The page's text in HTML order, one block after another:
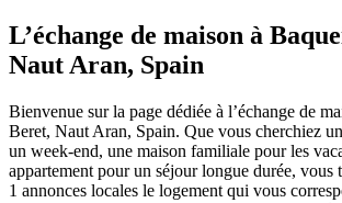
L’échange de maison à
Naut Aran, Spain
Bienvenue sur la page dédiée à l’échange de
Beret, Naut Aran, Spain. Que vous cherchiez
un week-end, une maison familiale pour les
appartement pour un séjour longue durée, vous
1 annonces locales le logement qui vous